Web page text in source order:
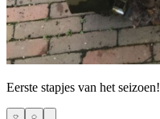
Eerste stapjes van het seizoen!